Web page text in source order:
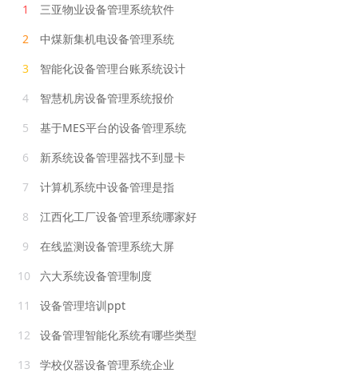
1
三亚物业设备管理系统软件
2
中煤新集机电设备管理系统
3
智能化设备管理台账系统设计
4
智慧机房设备管理系统报价
5
基于MES平台的设备管理系统
6
新系统设备管理器找不到显卡
7
计算机系统中设备管理是指
8
江西化工厂设备管理系统哪家好
9
在线监测设备管理系统大屏
10
六大系统设备管理制度
11
设备管理培训ppt
12
设备管理智能化系统有哪些类型
13
学校仪器设备管理系统企业